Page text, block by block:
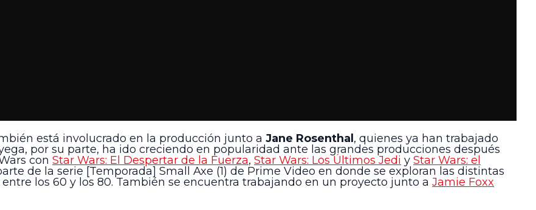
está involucrado en la producción junto a Jane Rosenthal , quienes ya han trabajado
por su parte, ha ido creciendo en popularidad ante las grandes producciones después
con Star Wars: El Despertar de la Fuerza, Star Wars: Los Últimos Jedi y Star Wars: el
de la serie [Temporada] Small Axe (1) de Prime Video en donde se exploran las distintas
los 60 y los 80. También se encuentra trabajando en un proyecto junto a Jamie Foxx